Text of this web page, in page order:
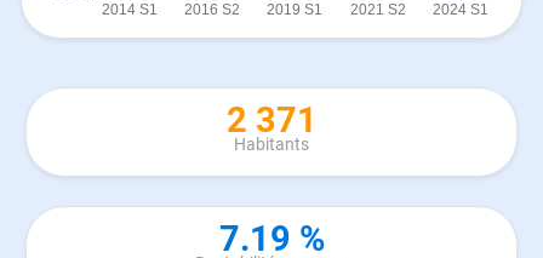
2 371
Habitants
7.19 %